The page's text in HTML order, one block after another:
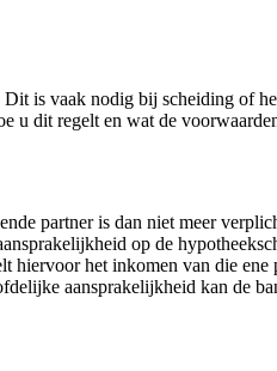
is vaak nodig bij scheiding of
u dit regelt en wat de
partner is dan niet meer
op de
hiervoor het inkomen van die ene
aansprakelijkheid kan de